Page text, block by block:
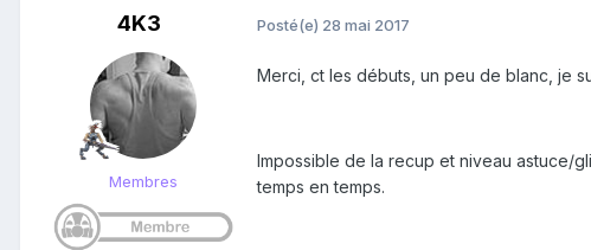
4K3
Membres
Posté(e) 28 mai 2017
Merci, ct les débuts, un peu de blanc, je
Impossible de la recup et niveau astuce/
temps en temps.